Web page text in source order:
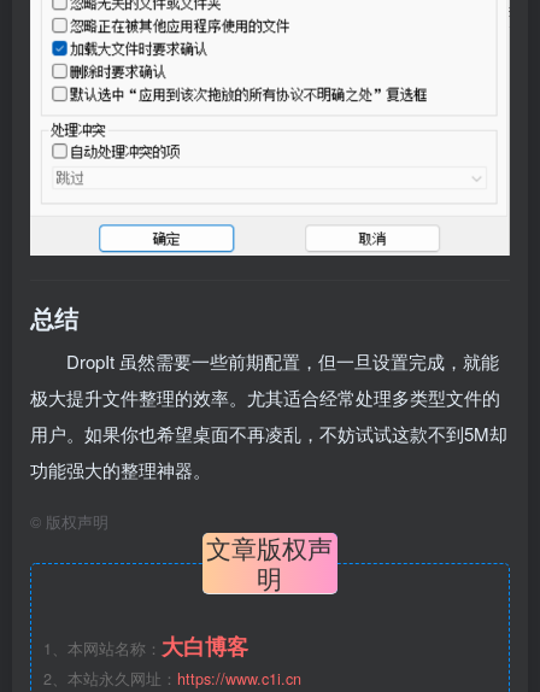
总结
DropIt 虽然需要一些前期配置，但一旦设置完成，就能
极大提升文件整理的效率。尤其适合经常处理多类型文件的
用户。如果你也希望桌面不再凌乱，不妨试试这款不到5M却
功能强大的整理神器。
© 版权声明
文章版权声
明
1、本网站名称： 大白博客
2、本站永久网址： https://www.c1i.cn